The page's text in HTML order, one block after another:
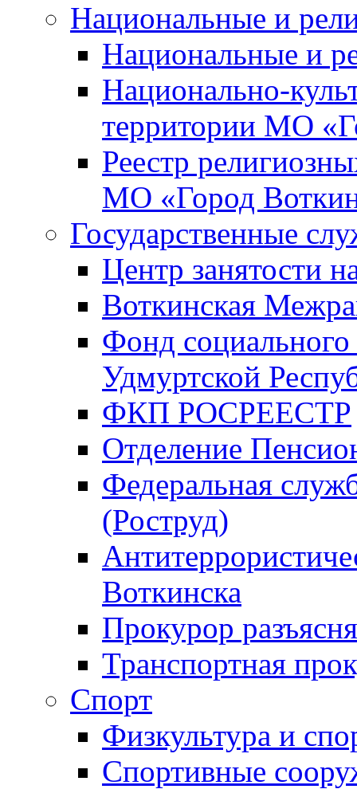
Национальные и
Национальные и
Национально-
территории МО
Реестр
МО «Город
Государственные
Центр занятости
Воткинская
Фонд
Удмуртской
ФКП РОСРЕЕСТР
Отделение
Федеральная
(Роструд)
Воткинска
Прокурор
Транспортная
Спорт
Физкультура и
Спортивные